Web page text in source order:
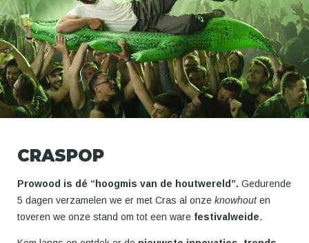
CRASPOP
Prowood is dé “hoogmis van de houtwereld”. Gedurende
5 dagen verzamelen we er met Cras al onze knowhouten
toveren we onze stand om tot een ware festivalweide.